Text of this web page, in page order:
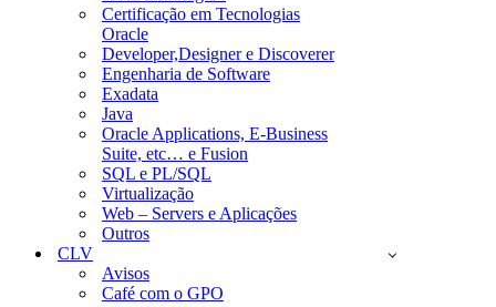
Certificação em Tecnologias
Oracle
Developer,Designer e Discoverer
Engenharia de Software
Exadata
Java
Oracle Applications, E-Business
Suite, etc… e Fusion
SQL e PL/SQL
Virtualização
Web – Servers e Aplicações
Outros
CLV
Avisos
Café com o GPO